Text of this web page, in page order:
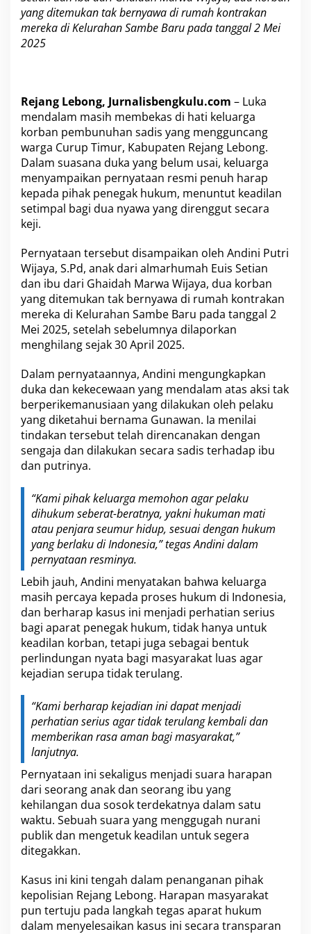
r
u
r
D
s
a
k
H
u
k
u
n
M
a
k
s
m
a
n
t
u
P
e
l
yang ditemukan tak bernyawa di rumah kontrakan
mereka di Kelurahan Sambe Baru pada tanggal 2 Mei
2025
Rejang Lebong, Jurnalisbengkulu.com – Luka
mendalam masih membekas di hati keluarga
korban pembunuhan sadis yang mengguncang
warga Curup Timur, Kabupaten Rejang Lebong.
Dalam suasana duka yang belum usai, keluarga
menyampaikan pernyataan resmi penuh harap
kepada pihak penegak hukum, menuntut keadilan
setimpal bagi dua nyawa yang direnggut secara
keji.
Pernyataan tersebut disampaikan oleh Andini Putri
Wijaya, S.Pd, anak dari almarhumah Euis Setian
dan ibu dari Ghaidah Marwa Wijaya, dua korban
yang ditemukan tak bernyawa di rumah kontrakan
mereka di Kelurahan Sambe Baru pada tanggal 2
Mei 2025, setelah sebelumnya dilaporkan
menghilang sejak 30 April 2025.
Dalam pernyataannya, Andini mengungkapkan
duka dan kekecewaan yang mendalam atas aksi tak
berperikemanusiaan yang dilakukan oleh pelaku
yang diketahui bernama Gunawan. Ia menilai
tindakan tersebut telah direncanakan dengan
sengaja dan dilakukan secara sadis terhadap ibu
dan putrinya.
“Kami pihak keluarga memohon agar pelaku
dihukum seberat-beratnya, yakni hukuman mati
atau penjara seumur hidup, sesuai dengan hukum
yang berlaku di Indonesia,” tegas Andini dalam
pernyataan resminya.
Lebih jauh, Andini menyatakan bahwa keluarga
masih percaya kepada proses hukum di Indonesia,
dan berharap kasus ini menjadi perhatian serius
bagi aparat penegak hukum, tidak hanya untuk
keadilan korban, tetapi juga sebagai bentuk
perlindungan nyata bagi masyarakat luas agar
kejadian serupa tidak terulang.
“Kami berharap kejadian ini dapat menjadi
perhatian serius agar tidak terulang kembali dan
memberikan rasa aman bagi masyarakat,”
lanjutnya.
Pernyataan ini sekaligus menjadi suara harapan
dari seorang anak dan seorang ibu yang
kehilangan dua sosok terdekatnya dalam satu
waktu. Sebuah suara yang menggugah nurani
publik dan mengetuk keadilan untuk segera
ditegakkan.
Kasus ini kini tengah dalam penanganan pihak
kepolisian Rejang Lebong. Harapan masyarakat
pun tertuju pada langkah tegas aparat hukum
dalam menyelesaikan kasus ini secara transparan